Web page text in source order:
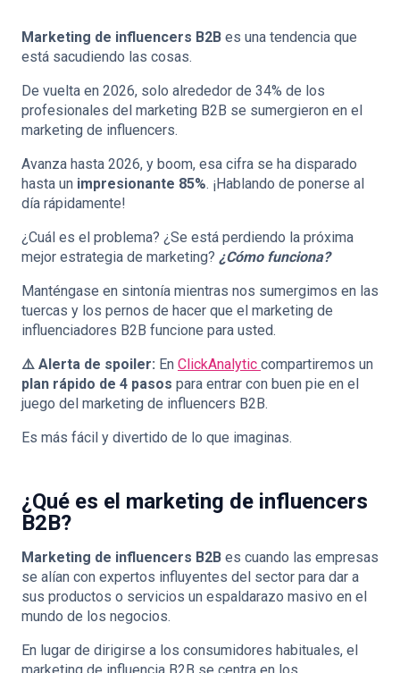
Marketing de influencers B2B es una tendencia que
está sacudiendo las cosas.
De vuelta en 2026, solo alrededor de 34% de los
profesionales del marketing B2B se sumergieron en el
marketing de influencers.
Avanza hasta 2026, y boom, esa cifra se ha disparado
hasta un impresionante 85%. ¡Hablando de ponerse al
día rápidamente!
¿Cuál es el problema? ¿Se está perdiendo la próxima
mejor estrategia de marketing? ¿Cómo funciona?
Manténgase en sintonía mientras nos sumergimos en las
tuercas y los pernos de hacer que el marketing de
influenciadores B2B funcione para usted.
⚠️ Alerta de spoiler: En ClickAnalytic compartiremos un
plan rápido de 4 pasos para entrar con buen pie en el
juego del marketing de influencers B2B.
Es más fácil y divertido de lo que imaginas.
¿Qué es el marketing de influencers
B2B?
Marketing de influencers B2B es cuando las empresas
se alían con expertos influyentes del sector para dar a
sus productos o servicios un espaldarazo masivo en el
mundo de los negocios.
En lugar de dirigirse a los consumidores habituales, el